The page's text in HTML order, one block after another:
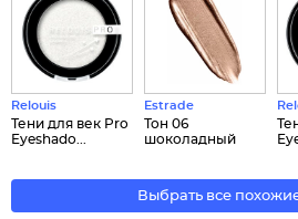
Relouis
Тени для век Pro
Eyeshado...
Estrade
Тон 06
шоколадный
Выбрать все